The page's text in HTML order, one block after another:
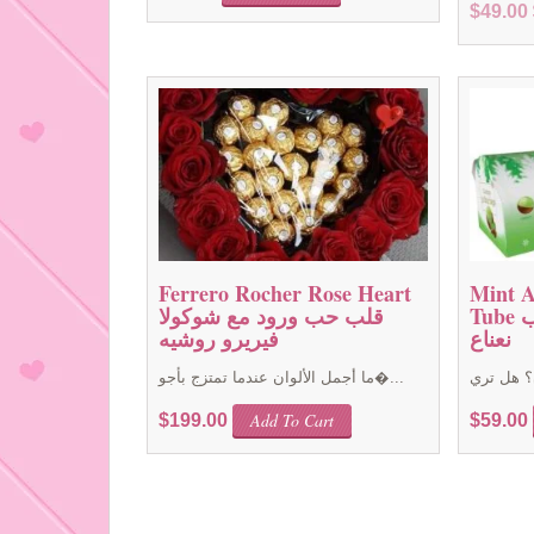
$49.00
Ferrero Rocher Rose Heart
قلب حب ورود مع شوكولا
فيريرو روشيه
ما أجمل الألوان عندما تمتزج بأجو�...
$199.00 Add To Cart
Mint
Tube ايرو سوبر بابلز تيوب
نعناع
$59.00